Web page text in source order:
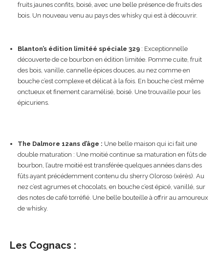
fruits jaunes confits, boisé, avec une belle présence de fruits des
bois. Un nouveau venu au pays des whisky qui est à découvrir.
Blanton’s édition limitéé spéciale 329 : Exceptionnelle
découverte de ce bourbon en édition limitée. Pomme cuite, fruit
des bois, vanille, cannelle épices douces, au nez comme en
bouche c’est complexe et délicat à la fois. En bouche c’est même
onctueux et finement caramélisé, boisé. Une trouvaille pour les
épicuriens.
The Dalmore 12ans d’âge : Une belle maison qui ici fait une
double maturation : Une moitié continue sa maturation en fûts de
bourbon, l’autre moitié est transférée quelques années dans des
fûts ayant précédemment contenu du sherry Oloroso (xérès). Au
nez c’est agrumes et chocolats, en bouche c’est épicé, vanillé, sur
des notes de café torréfié. Une belle bouteille à offrir au amoureux
de whisky.
Les Cognacs :